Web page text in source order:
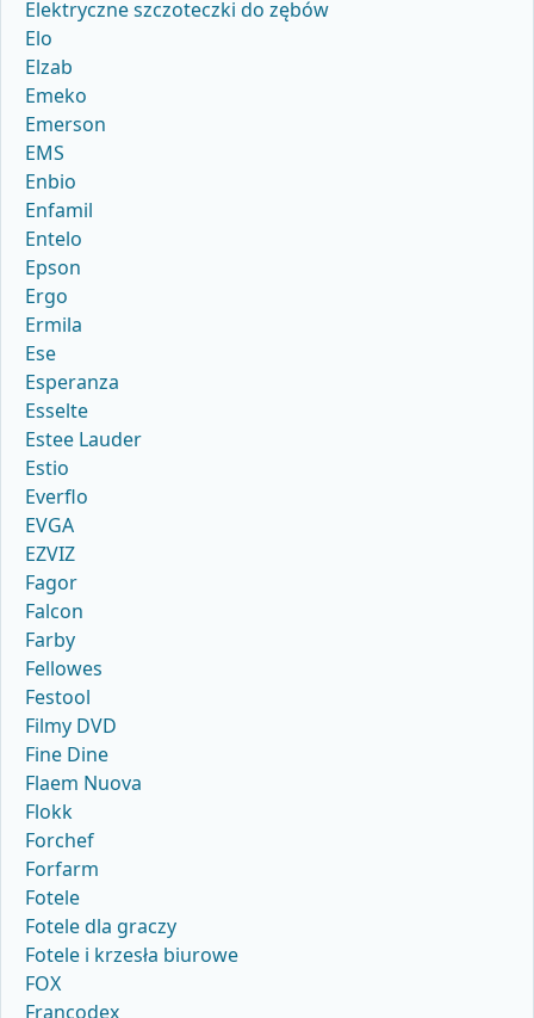
Elektryczne szczoteczki do zębów
Elo
Elzab
Emeko
Emerson
EMS
Enbio
Enfamil
Entelo
Epson
Ergo
Ermila
Ese
Esperanza
Esselte
Estee Lauder
Estio
Everflo
EVGA
EZVIZ
Fagor
Falcon
Farby
Fellowes
Festool
Filmy DVD
Fine Dine
Flaem Nuova
Flokk
Forchef
Forfarm
Fotele
Fotele dla graczy
Fotele i krzesła biurowe
FOX
Francodex